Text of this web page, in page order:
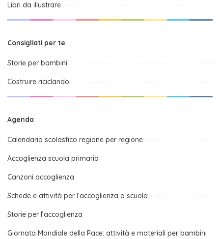
Libri da illustrare
Consigliati per te
Storie per bambini
Costruire riciclando
Agenda
Calendario scolastico regione per regione
Accoglienza scuola primaria
Canzoni accoglienza
Schede e attività per l’accoglienza a scuola
Storie per l’accoglienza
Giornata Mondiale della Pace: attività e materiali per bambini